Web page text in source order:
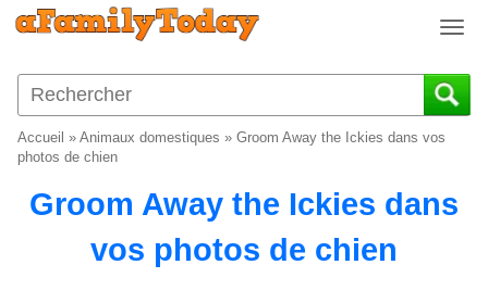
T
g
g
a
v
Accueil » Animaux domestiques » Groom Away the Ickies dans vos
photos de chien
Groom Away the Ickies dans
vos photos de chien